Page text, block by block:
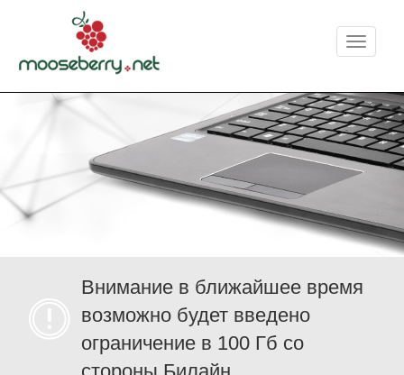
Меню
Внимание в ближайшее время
возможно будет введено
ограничение в 100 Гб со